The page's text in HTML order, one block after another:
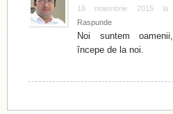
18 noiembrie 2015 la
Raspunde
Noi suntem
începe de la noi.